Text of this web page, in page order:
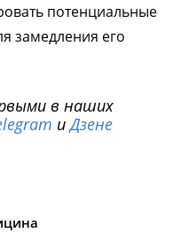
потенциальные
замедления его
в наших
иДзене